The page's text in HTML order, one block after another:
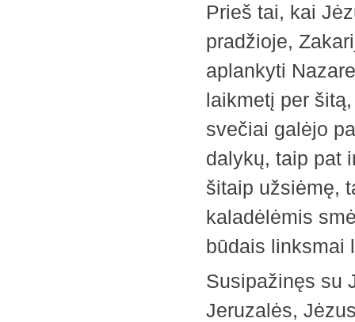
Prieš tai, kai
pradžioje,
aplankyti
laikmetį per
svečiai galėjo
dalykų, taip pat
šitaip užsiėmę,
kaladėlėmis
būdais linksmai
Susipažinęs su
Jeruzalės,